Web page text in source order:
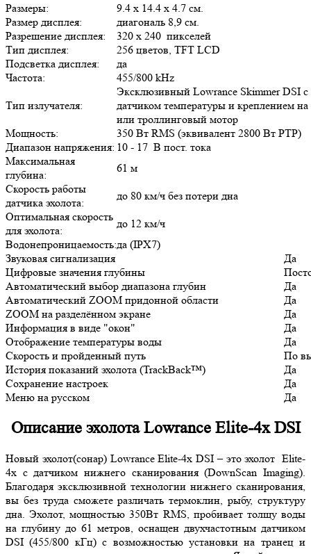
Размеры:
9.4 x 14.4 x 4.7 см.
Размер дисплея:
диагональ 8,9 см.
Разрешение дисплея:
320 x 240 пикселей
Тип дисплея:
256 цветов, TFT LCD
Подсветка дисплея:
да
Частота:
455/800 kHz
Тип излучателя:
Эксклюзивный Lowrance Skimmer DSI с
датчиком температуры и креплением на
или троллинговый мотор
Мощность:
350 Вт RMS (эквивалент 2800 Вт PTP)
Диапазон напряжения: 10 - 17 В пост. тока
Максимальная
глубина:
61 м
Скорость работы
датчика эхолота:
до 80 км/ч без потери дна
Оптимальная скорость
для эхолота:
до 12 км/ч
Водонепроницаемость:да (IPX7)
Звуковая сигнализация
Да
Цифровые значения глубины
Автоматический выбор диапазона глубин
Да
Автоматический ZOOM придонной области
Да
ZOOM на разделённом экране
Да
Информация в виде "окон"
Да
Отображение температуры воды
Да
Скорость и пройденный путь
По
История показаний эхолота (TrackBack™)
Да
Сохранение настроек
Да
Меню на русском
Да
Описание эхолота Lowrance Elite-4x DSI
Новый эхолот(сонар) Lowrance Elite-4x DSI – это эхолот Elite-
4x с датчиком нижнего сканирования (DownScan Imaging).
Благодаря эксклюзивной технологии нижнего сканирования,
вы без труда сможете различать термоклин, рыбу, структуру
дна. Эхолот, мощностью 350Вт RMS, пробивает толщу воды
на глубину до 61 метров, оснащен двухчастотным датчиком
DSI (455/800 кГц) с возможностью установки на транец и